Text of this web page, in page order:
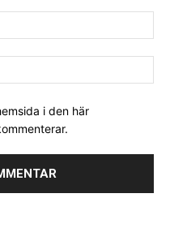
i den här